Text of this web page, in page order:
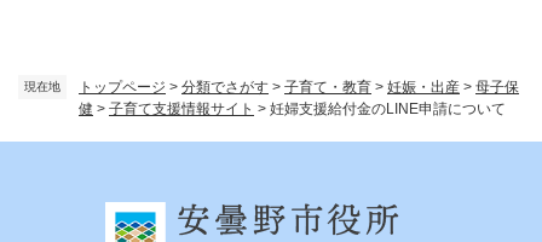
現在地 トップページ > 分類でさがす > 子育て・教育 > 妊娠・出産 > 母子保
健 > 子育て支援情報サイト > 妊婦支援給付金のLINE申請について